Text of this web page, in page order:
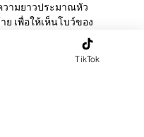
วามยาวประมาณหัว
ย เพื่อให้เห็นโบว์ของ
วย Ribbon ลาย
ว ให้ Look เรียบ
TikTok